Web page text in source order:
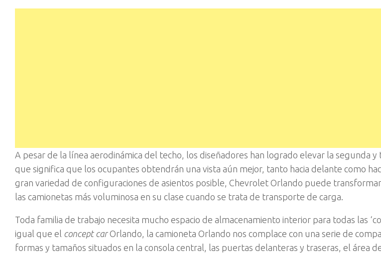
A pesar de la línea aerodinámica del techo, los diseñadores han logrado elevar la segunda
que significa que los ocupantes obtendrán una vista aún mejor, tanto hacia delante como
gran variedad de configuraciones de asientos posible, Chevrolet Orlando puede
las camionetas más voluminosa en su clase cuando se trata de transporte de carga.
Toda familia de trabajo necesita mucho espacio de almacenamiento interior para todas las
igual que el concept carOrlando, la camioneta Orlando nos complace con una serie de
formas y tamaños situados en la consola central, las puertas delanteras y traseras, el área